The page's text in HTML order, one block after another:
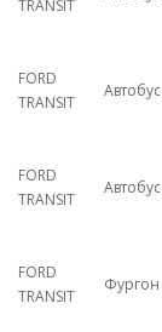
TRANSIT
FORD
TRANSIT
Автобус
FORD
TRANSIT
Автобус
FORD
TRANSIT
Фургон